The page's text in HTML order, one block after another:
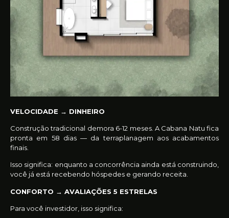
VELOCIDADE → DINHEIRO
Construção tradicional demora 6-12 meses. A Cabana Natu fica
pronta em 58 dias — da terraplanagem aos acabamentos
finais.
Isso significa: enquanto a concorrência ainda está construindo,
você já está recebendo hóspedes e gerando receita.
CONFORTO → AVALIAÇÕES 5 ESTRELAS
Para você investidor, isso significa: